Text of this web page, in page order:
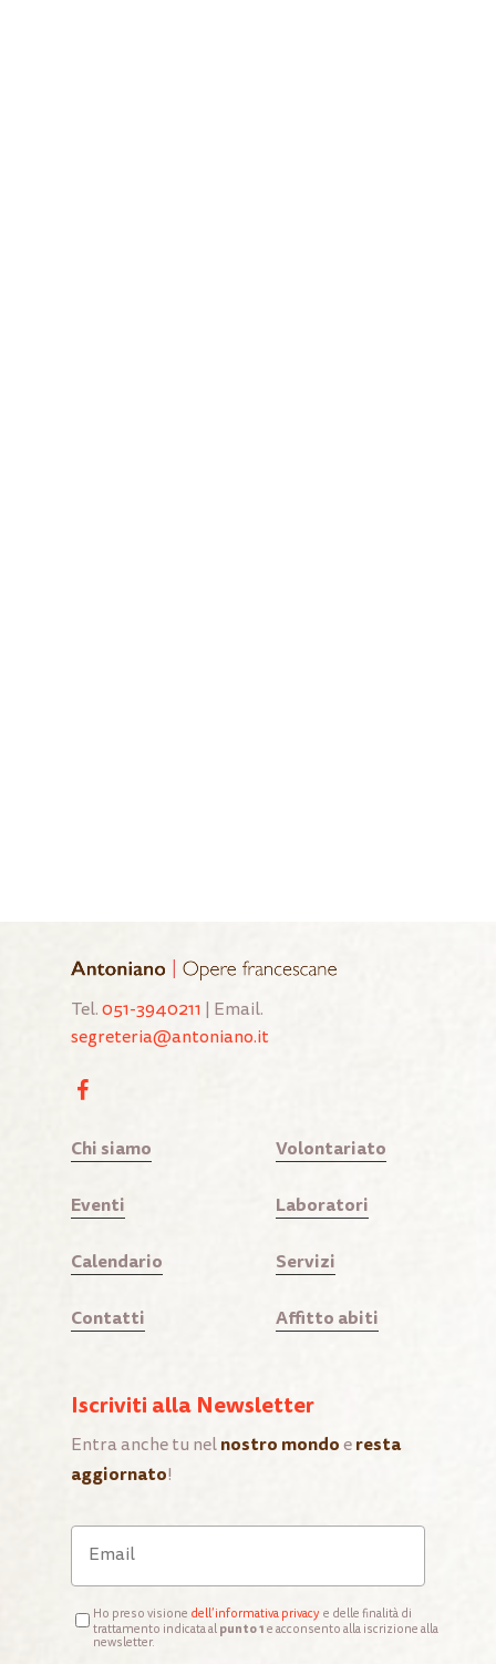
Tel. 051-3940211 | Email.
segreteria@antoniano.it
Chi siamo
Eventi
Calendario
Contatti
Volontariato
Laboratori
Servizi
Affitto abiti
Iscriviti alla Newsletter
Entra anche tu nel nostro mondo e resta
aggiornato!
Ho preso visione dell’informativa privacye delle finalità di
trattamento indicata al punto 1 e acconsento alla iscrizione alla
newsletter.